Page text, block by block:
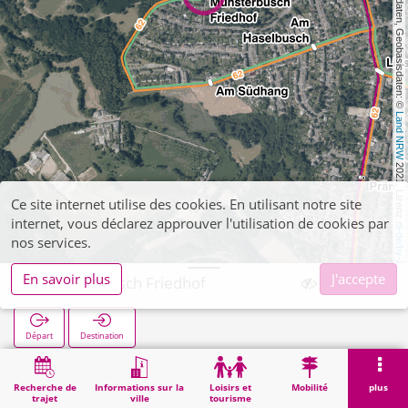
, Kartendaten, Geobasisdaten: ©
Land NRW
2021, Lizenz
dl-de/by-2-0
Recherche de
trajet
Informations sur la
ville
Loisirs et
tourisme
Mobilité plus
Münsterbusch Friedhof
Départ Destination
Démarrage Münsterbusch Friedhof
Ce site internet utilise des cookies. En utilisant notre site
internet, vous déclarez approuver l'utilisation de cookies par
nos services.
En savoir plus
J'accepte